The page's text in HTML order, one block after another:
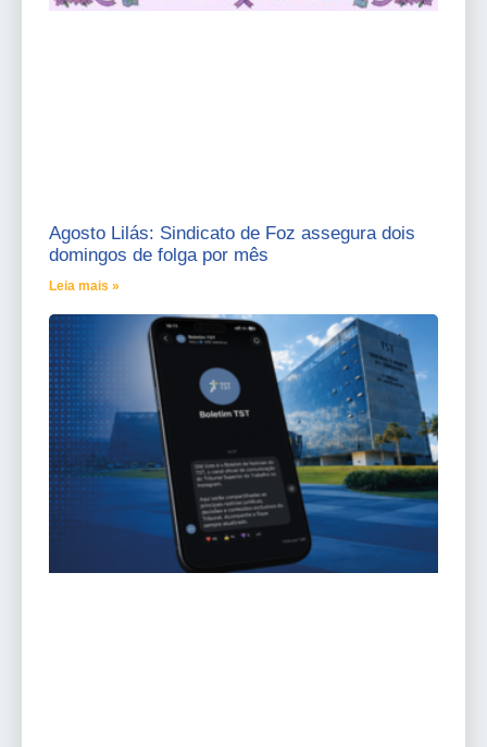
Agosto Lilás: Sindicato de Foz assegura dois
domingos de folga por mês
Leia mais »